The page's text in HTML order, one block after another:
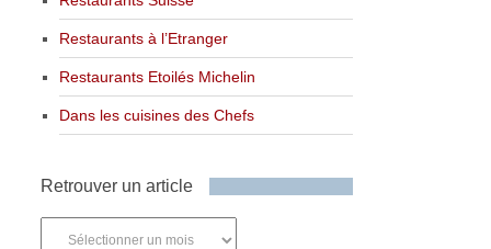
Restaurants à l’Etranger
Restaurants Etoilés Michelin
Dans les cuisines des Chefs
Retrouver un article